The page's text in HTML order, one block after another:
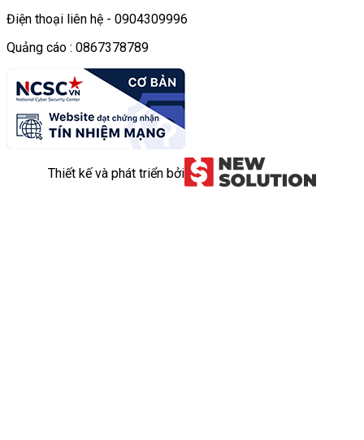
Điện thoại liên hệ - 0904309996
Quảng cáo : 0867378789
Thiết kế và phát triển bởi